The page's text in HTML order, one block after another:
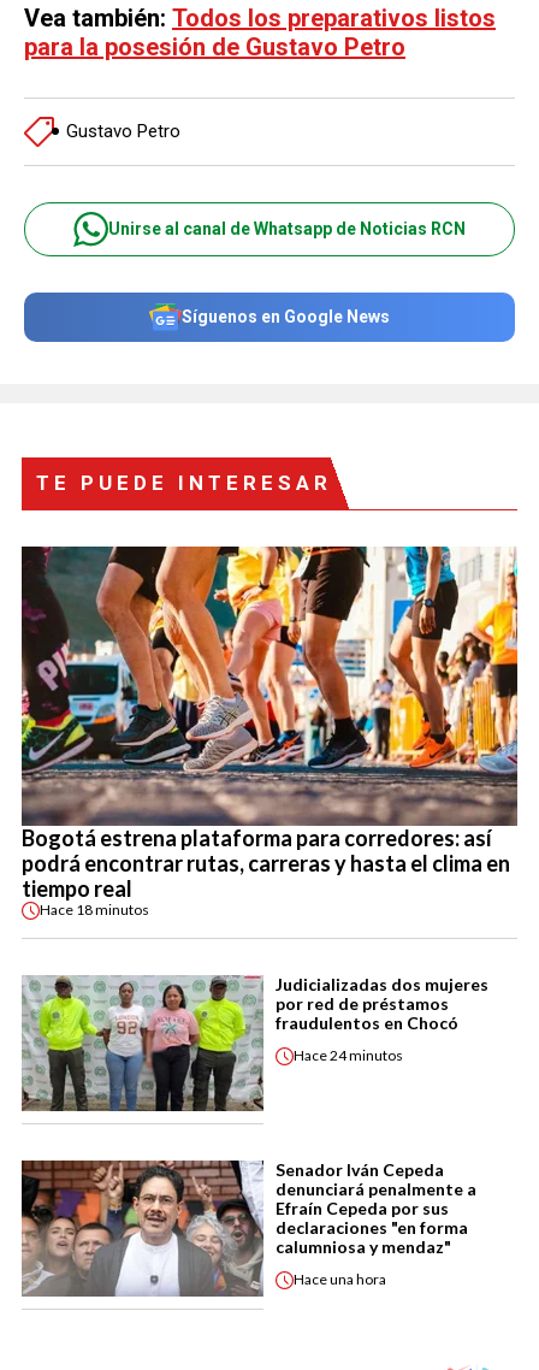
Vea también: Todos los preparativos listos
para la posesión de Gustavo Petro
Gustavo Petro
Unirse al canal de Whatsapp de Noticias RCN
Síguenos en Google News
TE PUEDE INTERESAR
Bogotá estrena plataforma para corredores: así
podrá encontrar rutas, carreras y hasta el clima en
tiempo real
Hace 18 minutos
Judicializadas dos mujeres
por red de préstamos
fraudulentos en Chocó
Hace24 minutos
Senador Iván Cepeda
denunciará penalmente a
Efraín Cepeda por sus
declaraciones "en forma
calumniosa y mendaz"
Haceuna hora